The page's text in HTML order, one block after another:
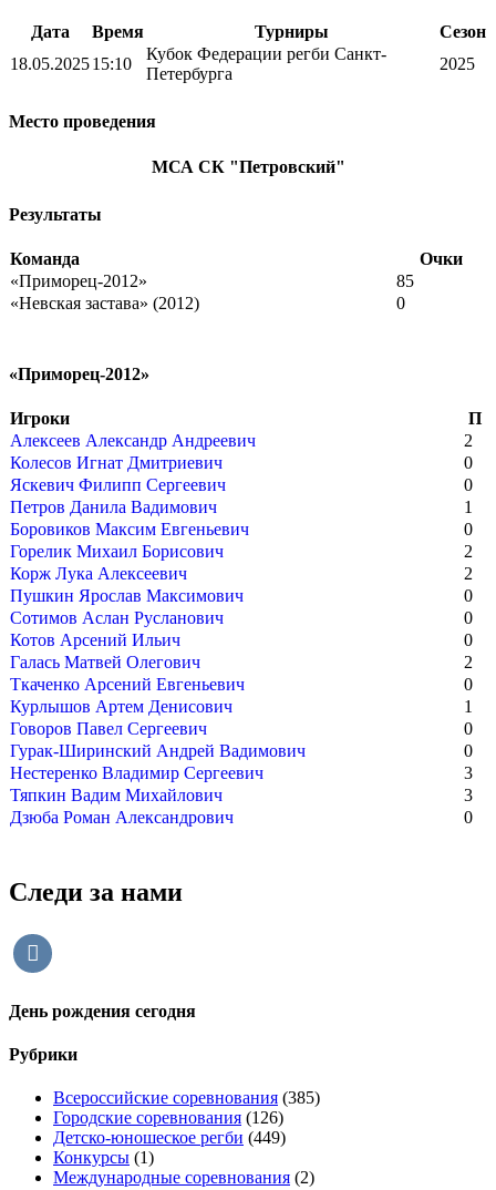
Дата Время Турниры
Сезон
18.05.202515:10
Кубок Федерации регби Санкт-
Петербурга
2025
Место проведения
МСА СК "Петровский"
Результаты
Команда
Очки
«Приморец-2012»
85
«Невская застава» (2012)
0
«Приморец-2012»
Игроки
П
Алексеев Александр Андреевич
2
Колесов Игнат Дмитриевич
0
Яскевич Филипп Сергеевич
0
Петров Данила Вадимович
1
Боровиков Максим Евгеньевич
0
Горелик Михаил Борисович
2
Корж Лука Алексеевич
2
Пушкин Ярослав Максимович
0
Сотимов Аслан Русланович
0
Котов Арсений Ильич
0
Галась Матвей Олегович
2
Ткаченко Арсений Евгеньевич
0
Курлышов Артем Денисович
1
Говоров Павел Сергеевич
0
Гурак-Ширинский Андрей Вадимович
0
Нестеренко Владимир Сергеевич
3
Тяпкин Вадим Михайлович
3
Дзюба Роман Александрович
0
Следи за нами
vkontakte
День рождения сегодня
Рубрики
Всероссийские соревнования (385)
Городские соревнования (126)
Детско-юношеское регби (449)
Конкурсы (1)
Международные соревнования (2)